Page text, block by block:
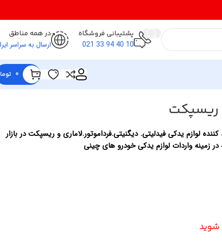
پشتیبانی فروشگاه
10 40 94 33 021
در همه مناطق
ارسال به سراسر
0
ریسپکت
لوازم یدکی فیدلیتی. دیگنیتی.فرداموتور.لاماری و ریسپکت در بازار
شوید